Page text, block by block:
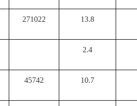
271022 13.8
2.4
45742 10.7